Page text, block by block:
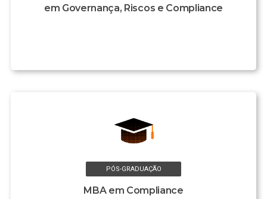
em Governança, Riscos e Compliance
PÓS-GRADUAÇÃO
MBA em Compliance